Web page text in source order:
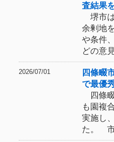
査結果
堺市
余剰地
や条件
どの意
2026/07/01
四條畷
で最優
四條
も園複
実施し
た。 市